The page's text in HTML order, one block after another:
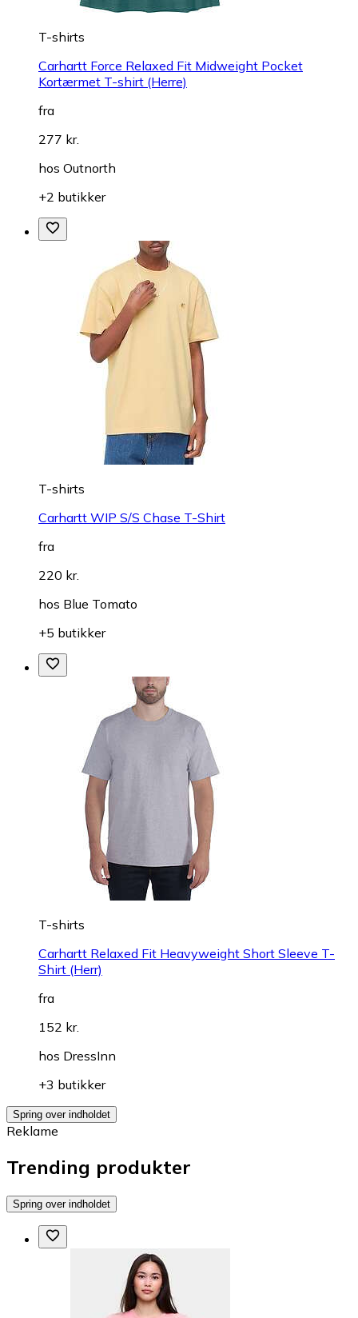
T-shirts
Carhartt Force Relaxed Fit Midweight Pocket
Kortærmet T-shirt (Herre)
fra
277 kr.
hos Outnorth
+2 butikker
T-shirts
Carhartt WIP S/S Chase T-Shirt
fra
220 kr.
hos Blue Tomato
+5 butikker
T-shirts
Carhartt Relaxed Fit Heavyweight Short Sleeve T-
Shirt (Herr)
fra
152 kr.
hos DressInn
+3 butikker
Spring over indholdet
Reklame
Trending produkter
Spring over indholdet